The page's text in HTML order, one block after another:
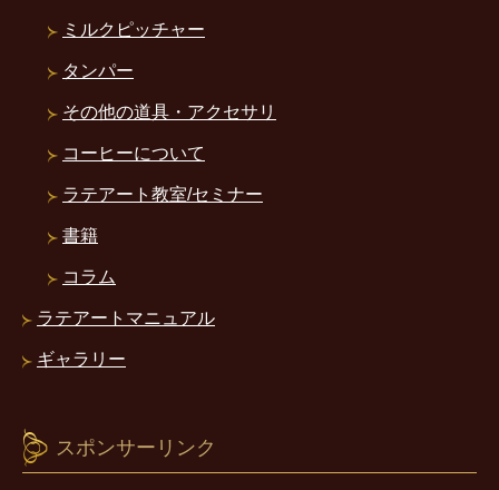
ミルクピッチャー
タンパー
その他の道具・アクセサリ
コーヒーについて
ラテアート教室/セミナー
書籍
コラム
ラテアートマニュアル
ギャラリー
スポンサーリンク